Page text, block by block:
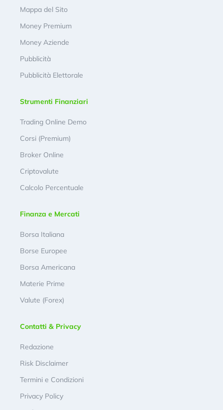
Mappa del Sito
Money Premium
Money Aziende
Pubblicità
Pubblicità Elettorale
Strumenti Finanziari
Trading Online Demo
Corsi (Premium)
Broker Online
Criptovalute
Calcolo Percentuale
Finanza e Mercati
Borsa Italiana
Borse Europee
Borsa Americana
Materie Prime
Valute (Forex)
Contatti & Privacy
Redazione
Risk Disclaimer
Termini e Condizioni
Privacy Policy